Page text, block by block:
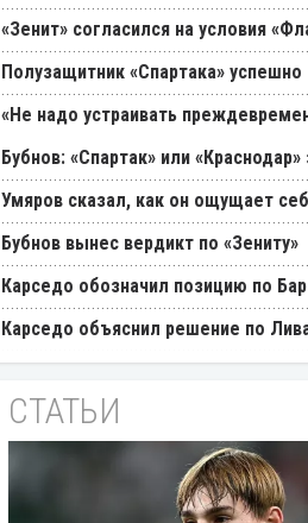
«Зенит» согласился на условия
Полузащитник «Спартака»
«Не надо устраивать
Бубнов: «Спартак» или
Умяров сказал, как он ощущает
Бубнов вынес вердикт по «Зениту»
Карседо обозначил позицию по
Карседо объяснил решение по
СТАТЬИ